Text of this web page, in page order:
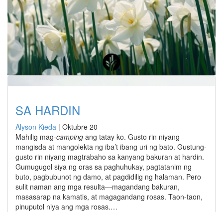
SA HARDIN
Alyson Kieda | Oktubre 20
Mahilig mag-camping ang tatay ko. Gusto rin niyang
mangisda at mangolekta ng iba’t ibang uri ng bato. Gustung-
gusto rin niyang magtrabaho sa kanyang bakuran at hardin.
Gumugugol siya ng oras sa paghuhukay, pagtatanim ng
buto, pagbubunot ng damo, at pagdidilig ng halaman. Pero
sulit naman ang mga resulta—magandang bakuran,
masasarap na kamatis, at magagandang rosas. Taon-taon,
pinuputol niya ang mga rosas.…